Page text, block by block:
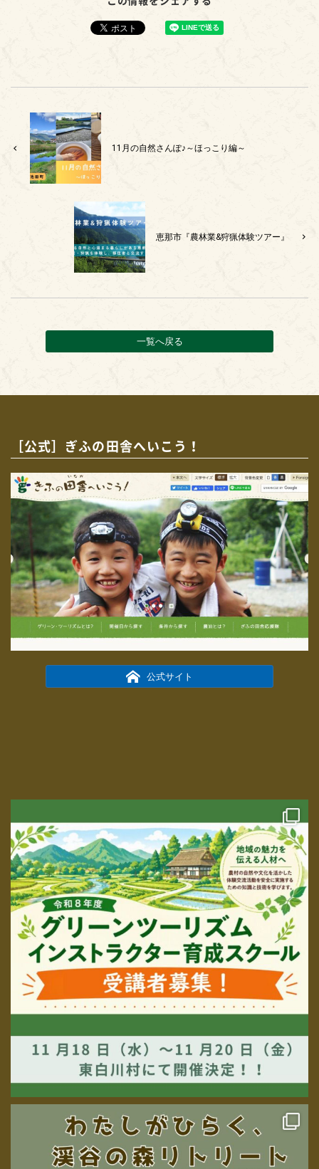
11月の自然さんぽ♪～ほっこり編～
恵那市『農林業&狩猟体験ツアー』
一覧へ戻る
［公式］ぎふの田舎へいこう！
公式サイト